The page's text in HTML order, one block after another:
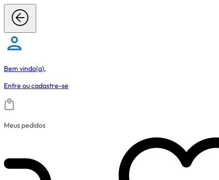
Bem vindo(a),
Entre oucadastre-se
Meus pedidos